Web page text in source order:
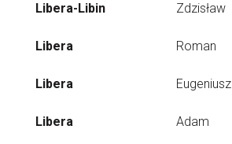
Libera-Libin Zdzisław
Libera Roman
Libera Eugeniusz
Libera Adam